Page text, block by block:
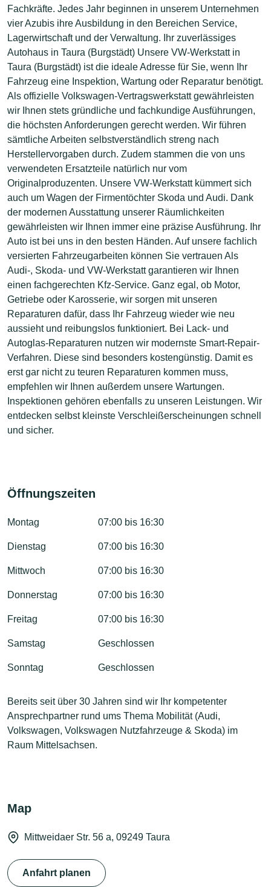
Fachkräfte. Jedes Jahr beginnen in unserem Unternehmen
vier Azubis ihre Ausbildung in den Bereichen Service,
Lagerwirtschaft und der Verwaltung. Ihr zuverlässiges
Autohaus in Taura (Burgstädt) Unsere VW-Werkstatt in
Taura (Burgstädt) ist die ideale Adresse für Sie, wenn Ihr
Fahrzeug eine Inspektion, Wartung oder Reparatur benötigt.
Als offizielle Volkswagen-Vertragswerkstatt gewährleisten
wir Ihnen stets gründliche und fachkundige Ausführungen,
die höchsten Anforderungen gerecht werden. Wir führen
sämtliche Arbeiten selbstverständlich streng nach
Herstellervorgaben durch. Zudem stammen die von uns
verwendeten Ersatzteile natürlich nur vom
Originalproduzenten. Unsere VW-Werkstatt kümmert sich
auch um Wagen der Firmentöchter Skoda und Audi. Dank
der modernen Ausstattung unserer Räumlichkeiten
gewährleisten wir Ihnen immer eine präzise Ausführung. Ihr
Auto ist bei uns in den besten Händen. Auf unsere fachlich
versierten Fahrzeugarbeiten können Sie vertrauen Als
Audi-, Skoda- und VW-Werkstatt garantieren wir Ihnen
einen fachgerechten Kfz-Service. Ganz egal, ob Motor,
Getriebe oder Karosserie, wir sorgen mit unseren
Reparaturen dafür, dass Ihr Fahrzeug wieder wie neu
aussieht und reibungslos funktioniert. Bei Lack- und
Autoglas-Reparaturen nutzen wir modernste Smart-Repair-
Verfahren. Diese sind besonders kostengünstig. Damit es
erst gar nicht zu teuren Reparaturen kommen muss,
empfehlen wir Ihnen außerdem unsere Wartungen.
Inspektionen gehören ebenfalls zu unseren Leistungen. Wir
entdecken selbst kleinste Verschleißerscheinungen schnell
und sicher.
Öffnungszeiten
Montag 07:00 bis 16:30
Dienstag 07:00 bis 16:30
Mittwoch 07:00 bis 16:30
Donnerstag 07:00 bis 16:30
Freitag 07:00 bis 16:30
Samstag Geschlossen
Sonntag Geschlossen
Bereits seit über 30 Jahren sind wir Ihr kompetenter
Ansprechpartner rund ums Thema Mobilität (Audi,
Volkswagen, Volkswagen Nutzfahrzeuge & Skoda) im
Raum Mittelsachsen.
Map
Mittweidaer Str. 56 a, 09249 Taura
Anfahrt planen